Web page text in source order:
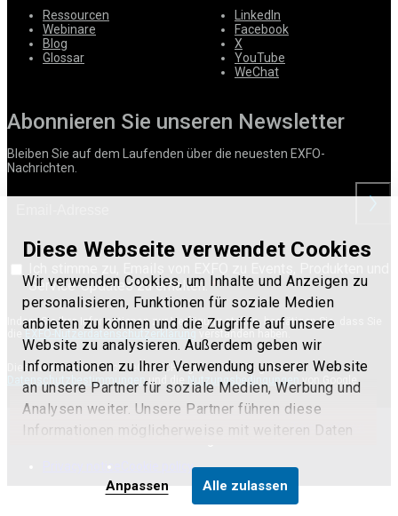
Diese Webseite verwendet Cookies
Wir verwenden Cookies, um Inhalte und Anzeigen zu
personalisieren, Funktionen für soziale Medien
anbieten zu können und die Zugriffe auf unsere
Website zu analysieren. Außerdem geben wir
Informationen zu Ihrer Verwendung unserer Website
an unsere Partner für soziale Medien, Werbung und
Analysen weiter. Unsere Partner führen diese
Informationen möglicherweise mit weiteren Daten
die sie im Rahmen Ihrer Nutzung der Dienste
gesammelt haben.
Alle zulassen
Anpassen
Ressourcen
Webinare
Blog
Glossar
LinkedIn
Facebook
X
YouTube
WeChat
Abonnieren Sie unseren Newsletter
Bleiben Sie auf dem Laufenden über die neuesten EXFO-
Nachrichten.
Service-Updates zu erhalten.
Indem Sie Ihre Informationen zur Verfügung stellen, bestätigen Sie, dass Sie
verstanden haben.
Diese Website ist durch reCAPTCHA geschützt. Es gelten die
Datenschutzbestimmungenund die Nutzungsbedingungen von Google.
Terms of use
Privacy notice Cookie policy